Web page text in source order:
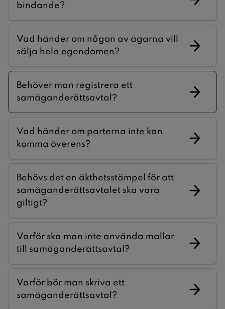
bindande?
Vad händer om någon av ägarna vill
sälja hela egendomen?
Behöver man registrera ett
samäganderättsavtal?
Vad händer om parterna inte kan
komma överens?
Behövs det en äkthetsstämpel för att
samäganderättsavtalet ska vara
giltigt?
Varför ska man inte använda mallar
till samäganderättsavtal?
Varför bör man skriva ett
samäganderättsavtal?